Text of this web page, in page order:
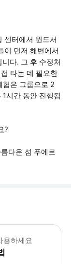
센터에서 윈드서
이 먼저 해변에서
다. 그 후 수정처
타는 데 필요한
험은 그룹으로 2
시간 동안 진행됩
?
다운 섬 푸에르
분 (옵션에 따라 소요
용하세요